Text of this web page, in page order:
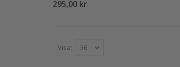
295,00 kr
Visa